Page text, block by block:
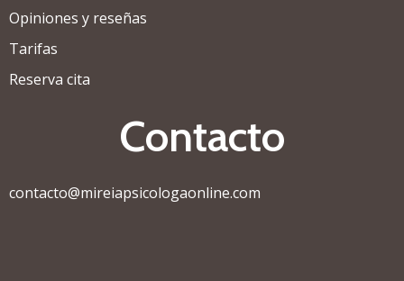
Opiniones y reseñas
Tarifas
Reserva cita
Contacto
contacto@mireiapsicologaonline.com